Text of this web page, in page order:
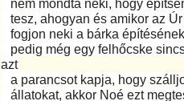
nem mondta neki, hogy
tesz, ahogyan és amikor az
fogjon neki a bárka
pedig még egy felhőcske
azt
a parancsot kapja, hogy
állatokat, akkor Noé ezt